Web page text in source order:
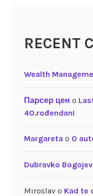
RECENT
Wealth
Парсер цен o
40.rođendan!
Margareta o O
Dubravko
Miroslavo Kad te